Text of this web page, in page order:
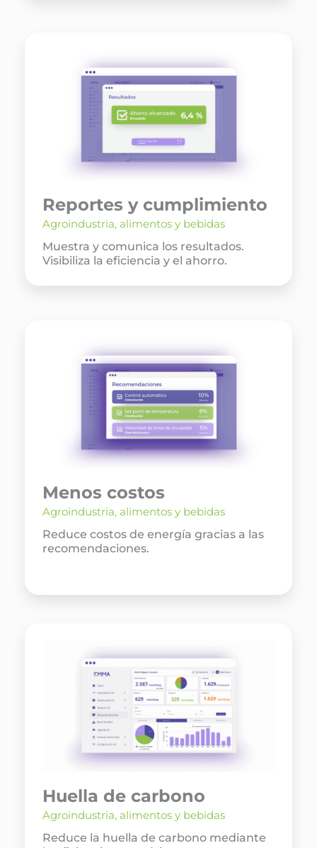
Reportes y cumplimiento
Agroindustria, alimentos y bebidas
Muestra y comunica los resultados.
Visibiliza la eficiencia y el ahorro.
Menos costos
Agroindustria, alimentos y bebidas
Reduce costos de energía gracias a las
recomendaciones.
Huella de carbono
Agroindustria, alimentos y bebidas
Reduce la huella de carbono mediante